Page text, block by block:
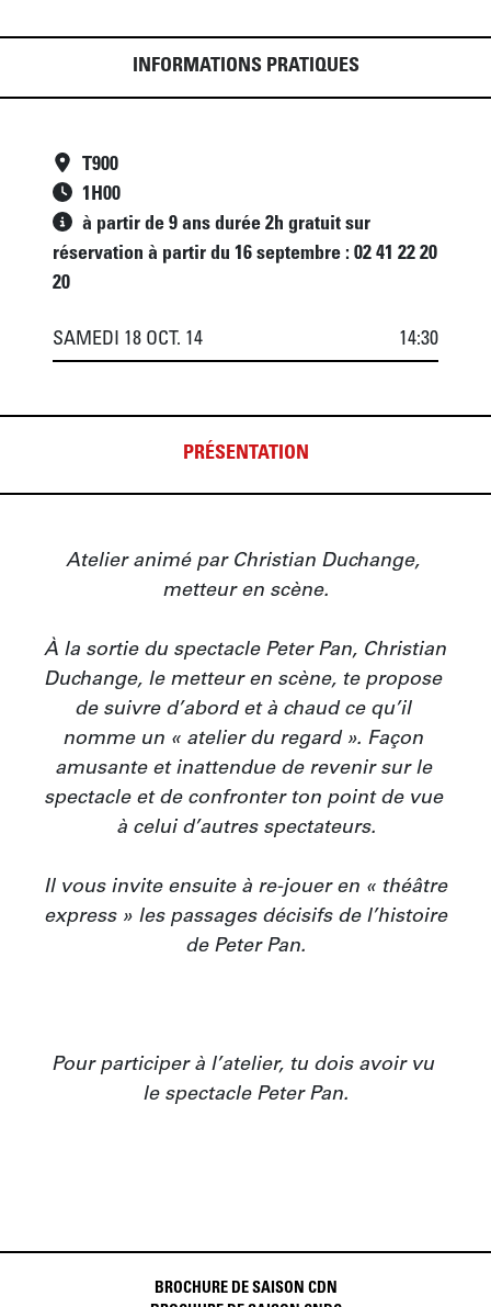
INFORMATIONS PRATIQUES
T900
1H00
à partir de 9 ans durée 2h gratuit sur
réservation à partir du 16 septembre : 02 41 22 20
20
SAMEDI 18 OCT. 14 14:30
PRÉSENTATION
Atelier animé par Christian Duchange,
metteur en scène.
À la sortie du spectacle Peter Pan, Christian
Duchange, le metteur en scène, te propose
de suivre d’abord et à chaud ce qu’il
nomme un « atelier du regard ». Façon
amusante et inattendue de revenir sur le
spectacle et de confronter ton point de vue
à celui d’autres spectateurs.
Il vous invite ensuite à re-jouer en « théâtre
express » les passages décisifs de l’histoire
de Peter Pan.
Pour participer à l’atelier, tu dois avoir vu
le spectacle Peter Pan.
BROCHURE DE SAISON CDN